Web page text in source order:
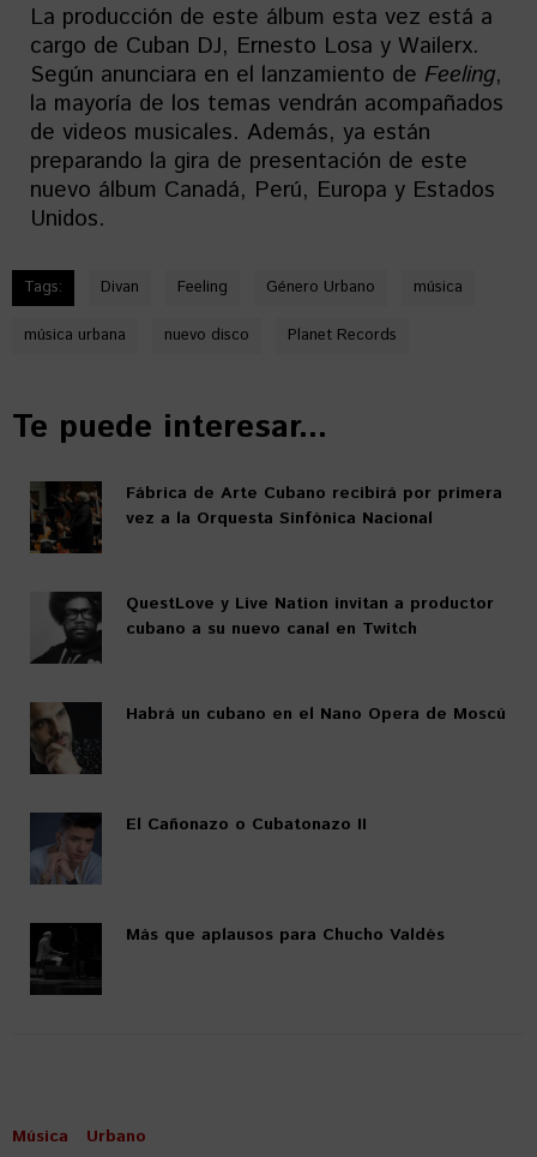
La producción de este álbum esta vez está a
cargo de Cuban DJ, Ernesto Losa y Wailerx.
Según anunciara en el lanzamiento de Feeling,
la mayoría de los temas vendrán acompañados
de videos musicales. Además, ya están
preparando la gira de presentación de este
nuevo álbum Canadá, Perú, Europa y Estados
Unidos.
Tags: Divan Feeling Género Urbano música
música urbana nuevo disco Planet Records
Te puede interesar...
Fábrica de Arte Cubano recibirá por primera
vez a la Orquesta Sinfónica Nacional
QuestLove y Live Nation invitan a productor
cubano a su nuevo canal en Twitch
Habrá un cubano en el Nano Opera de Moscú
El Cañonazo o Cubatonazo II
Más que aplausos para Chucho Valdés
Música Urbano